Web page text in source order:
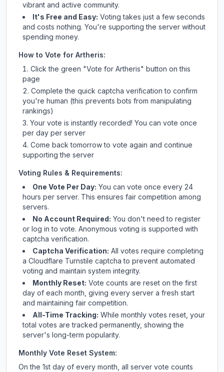
vibrant and active community.
It's Free and Easy: Voting takes just a few seconds
and costs nothing. You're supporting the server without
spending money.
How to Vote for Artheris:
Click the green "Vote for Artheris" button on this
page
Complete the quick captcha verification to confirm
you're human (this prevents bots from manipulating
rankings)
Your vote is instantly recorded! You can vote once
per day per server
Come back tomorrow to vote again and continue
supporting the server
Voting Rules & Requirements:
One Vote Per Day: You can vote once every 24
hours per server. This ensures fair competition among
servers.
No Account Required: You don't need to register
or log in to vote. Anonymous voting is supported with
captcha verification.
Captcha Verification: All votes require completing
a Cloudflare Turnstile captcha to prevent automated
voting and maintain system integrity.
Monthly Reset: Vote counts are reset on the first
day of each month, giving every server a fresh start
and maintaining fair competition.
All-Time Tracking: While monthly votes reset, your
total votes are tracked permanently, showing the
server's long-term popularity.
Monthly Vote Reset System:
On the 1st day of every month, all server vote counts